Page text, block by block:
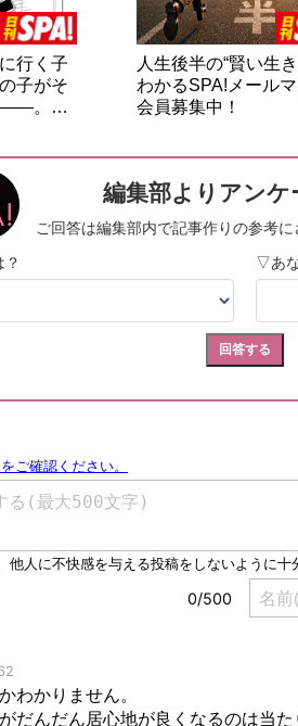
行く子
子がそ
――。…
人生後半の“賢い生
わかるSPA!メール
会員募集中！